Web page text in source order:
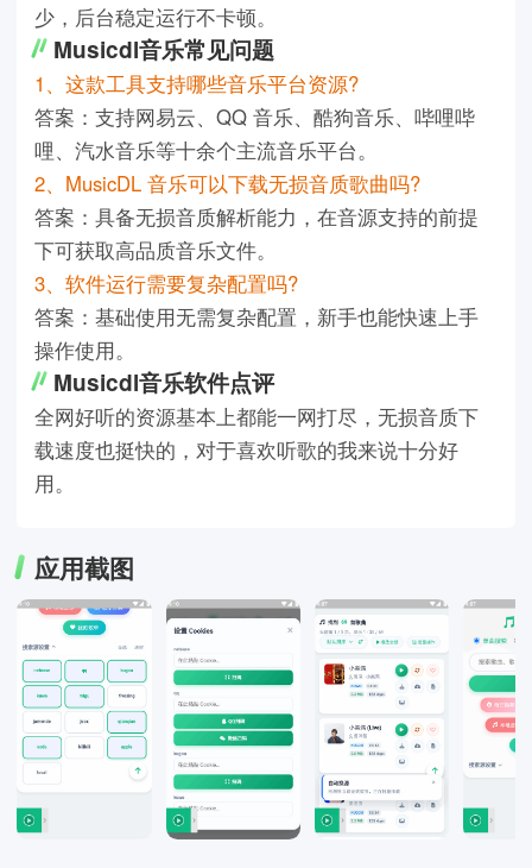
少，后台稳定运行不卡顿。
Musicdl音乐常见问题
1、这款工具支持哪些音乐平台资源?
答案：支持网易云、QQ 音乐、酷狗音乐、哔哩哔
哩、汽水音乐等十余个主流音乐平台。
2、MusicDL 音乐可以下载无损音质歌曲吗?
答案：具备无损音质解析能力，在音源支持的前提
下可获取高品质音乐文件。
3、软件运行需要复杂配置吗?
答案：基础使用无需复杂配置，新手也能快速上手
操作使用。
Musicdl音乐软件点评
全网好听的资源基本上都能一网打尽，无损音质下
载速度也挺快的，对于喜欢听歌的我来说十分好
用。
应用截图